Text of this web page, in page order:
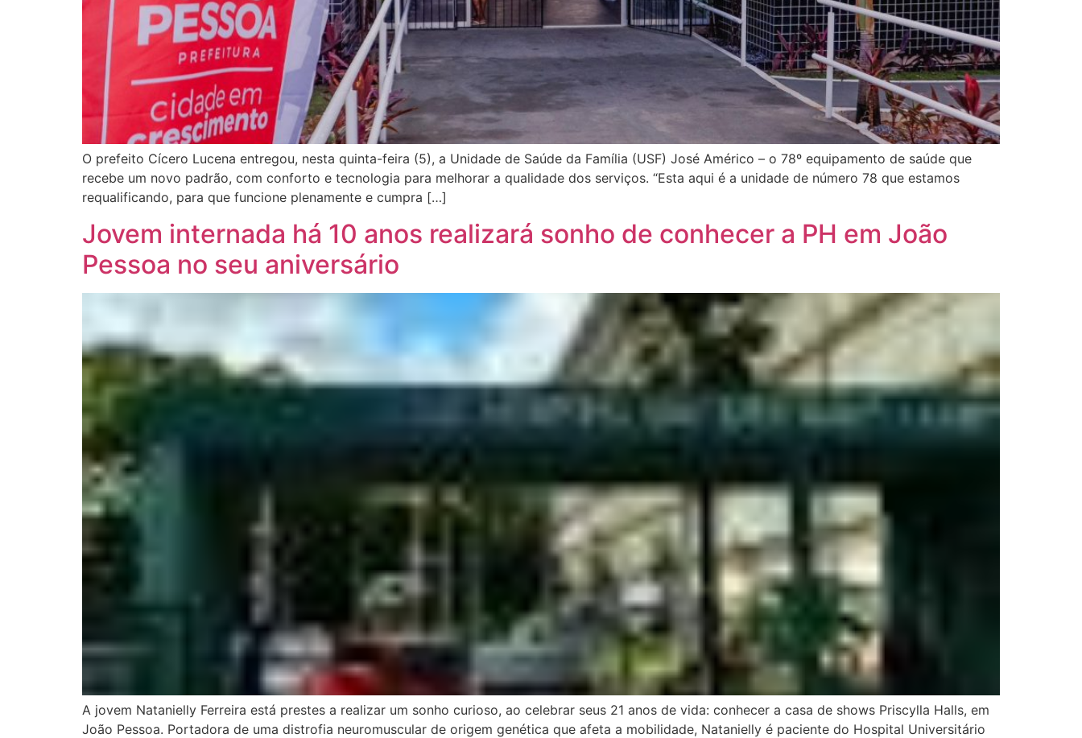
O prefeito Cícero Lucena entregou, nesta quinta-feira (5), a Unidade de Saúde da Família (USF) José Américo – o 78º equipamento de saúde que
recebe um novo padrão, com conforto e tecnologia para melhorar a qualidade dos serviços. “Esta aqui é a unidade de número 78 que estamos
requalificando, para que funcione plenamente e cumpra […]
Jovem internada há 10 anos realizará sonho de conhecer a PH em João
Pessoa no seu aniversário
A jovem Natanielly Ferreira está prestes a realizar um sonho curioso, ao celebrar seus 21 anos de vida: conhecer a casa de shows Priscylla Halls, em
João Pessoa. Portadora de uma distrofia neuromuscular de origem genética que afeta a mobilidade, Natanielly é paciente do Hospital Universitário